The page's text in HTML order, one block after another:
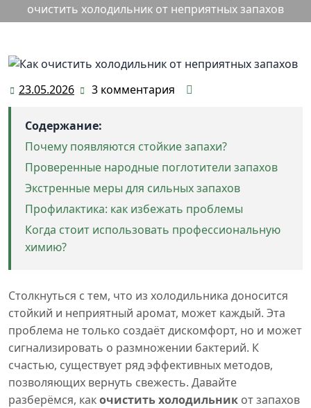
очистить холодильник от неприятных запахов
23.05.2026 23.05.2026
3 комментария
Содержание:
Почему появляются стойкие запахи?
Проверенные народные поглотители запахов
Экстренные меры для сильных запахов
Профилактика: как избежать проблемы
Когда стоит использовать профессиональную
химию?
Столкнуться с тем, что из холодильника доносится
стойкий и неприятный аромат, может каждый. Эта
проблема не только создаёт дискомфорт, но и может
сигнализировать о размножении бактерий. К
счастью, существует ряд эффективных методов,
позволяющих вернуть свежесть. Давайте
разберёмся, какочистить холодильник от запахов